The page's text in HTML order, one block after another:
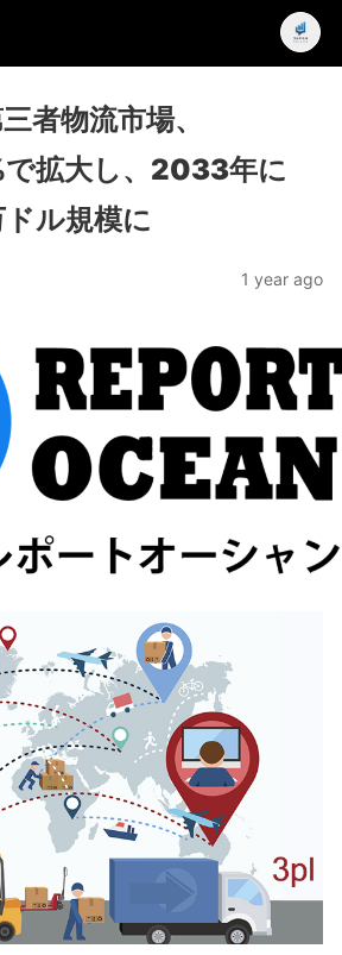
者物流市場、
拡大し、2033年に
ル規模に
1 year ago